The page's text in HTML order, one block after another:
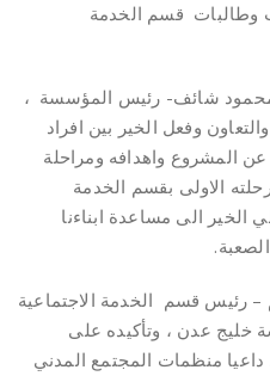
قسم الخدمة
محمود شائف- رئيس المؤسسة ،
وفعل الخير بين افراد
المشروع واهدافه ومراحلة
الاولى بقسم الخدمة
الخير الى مساعدة ابناءنا
– رئيس قسم الخدمة الاجتماعية
خليج عدن ، وتأكيده على
منظمات المجتمع المدني